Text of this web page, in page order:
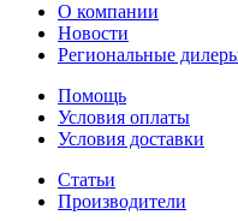
О компании
Новости
Региональные
Помощь
Условия оплаты
Условия доставки
Статьи
Производители